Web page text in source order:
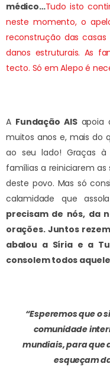
médico…Tudo isto
neste momento, o
reconstrução das
danos estruturais. As
tecto. Só em Alepo é
A Fundação AISapoia
muitos anos e, mais do
ao seu lado! Graças à
famílias a reiniciarem
deste povo. Mas só
calamidade que
precisam de nós, da
orações. Juntos
abalou a Síria e a
consolem todos
“Esperemos que o
comunidade
mundiais, para que
esqueçam